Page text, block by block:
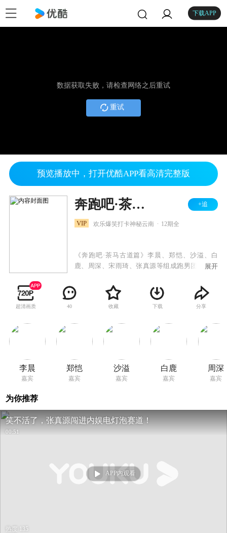
下载APP
数据获取失败，请检查网络之后重试
重试
预览播放中，打开优酷APP看高清完整版
奔跑吧·茶马古道篇 +追
VIP 欢乐爆笑打卡神秘云南 12期全
《奔跑吧·茶马古道篇》李晨、郑恺、沙溢、白
鹿、周深、宋雨琦、张真源等组成跑男团沿着茶
四座城市，深入体验西南民族特色和非遗人文底
蕴。跑男团参与非遗文化的传承，学习普洱茶的
制作工艺感受茶文化的博大精深，走访纳西族、
助力公益事业，让古老的文化遗产在现代社会中
焕发出新的活力。
展开
超清画质 40 收藏 下载 分享
李晨
嘉宾
郑恺
嘉宾
沙溢
嘉宾
白鹿
嘉宾
周深
嘉宾
为你推荐
笑不活了，张真源闯进内娱电灯泡赛道！
00:51
APP内观看
热度 135